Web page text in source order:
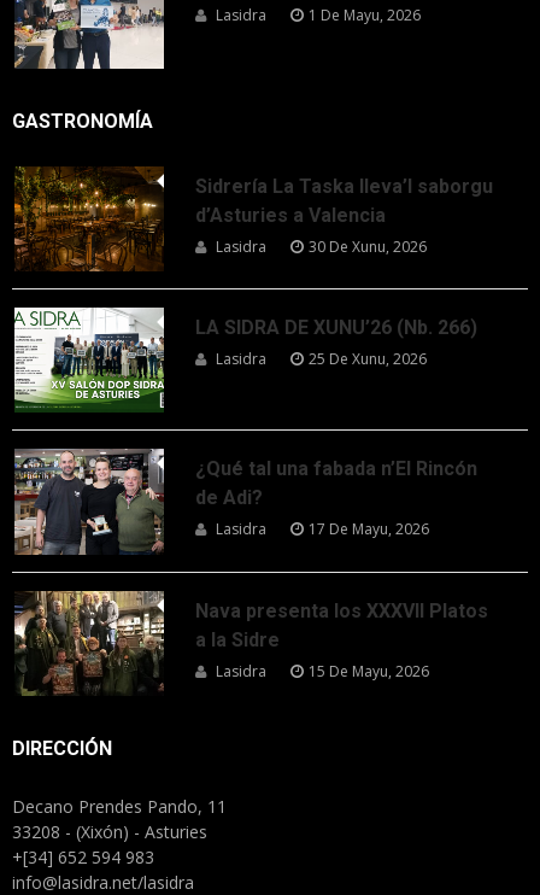
Lasidra 1 De Mayu, 2026
GASTRONOMÍA
Sidrería La Taska lleva’l saborgu
d’Asturies a Valencia
Lasidra 30 De Xunu, 2026
LA SIDRA DE XUNU’26 (Nb. 266)
Lasidra 25 De Xunu, 2026
¿Qué tal una fabada n’El Rincón
de Adi?
Lasidra 17 De Mayu, 2026
Nava presenta los XXXVII Platos
a la Sidre
Lasidra 15 De Mayu, 2026
DIRECCIÓN
Decano Prendes Pando, 11
33208 - (Xixón) - Asturies
+[34] 652 594 983
info@lasidra.net/lasidra